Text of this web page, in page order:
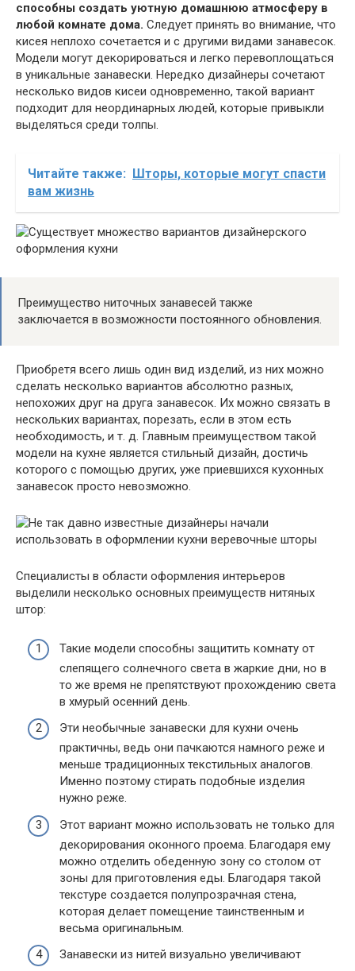
способны создать уютную домашнюю атмосферу в
любой комнате дома. Следует принять во внимание, что
кисея неплохо сочетается и с другими видами занавесок.
Модели могут декорироваться и легко перевоплощаться
в уникальные занавески. Нередко дизайнеры сочетают
несколько видов кисеи одновременно, такой вариант
подходит для неординарных людей, которые привыкли
выделяться среди толпы.
Читайте также:
Шторы, которые могут спасти
вам жизнь
Преимущество ниточных занавесей также
заключается в возможности постоянного обновления.
Приобретя всего лишь один вид изделий, из них можно
сделать несколько вариантов абсолютно разных,
непохожих друг на друга занавесок. Их можно связать в
нескольких вариантах, порезать, если в этом есть
необходимость, и т. д. Главным преимуществом такой
модели на кухне является стильный дизайн, достичь
которого с помощью других, уже приевшихся кухонных
занавесок просто невозможно.
Специалисты в области оформления интерьеров
выделили несколько основных преимуществ нитяных
штор:
Такие модели способны защитить комнату от
слепящего солнечного света в жаркие дни, но в
то же время не препятствуют прохождению света
в хмурый осенний день.
Эти необычные занавески для кухни очень
практичны, ведь они пачкаются намного реже и
меньше традиционных текстильных аналогов.
Именно поэтому стирать подобные изделия
нужно реже.
Этот вариант можно использовать не только для
декорирования оконного проема. Благодаря ему
можно отделить обеденную зону со столом от
зоны для приготовления еды. Благодаря такой
текстуре создается полупрозрачная стена,
которая делает помещение таинственным и
весьма оригинальным.
Занавески из нитей визуально увеличивают